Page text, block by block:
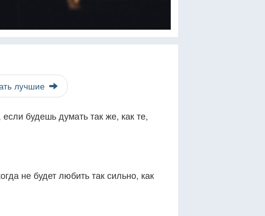
лучшие
будешь думать так же, как те,
не будет любить так сильно, как